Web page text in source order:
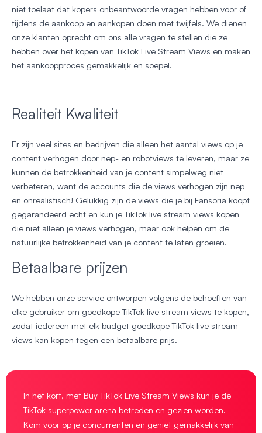
niet toelaat dat kopers onbeantwoorde vragen hebben voor of
tijdens de aankoop en aankopen doen met twijfels. We dienen
onze klanten oprecht om ons alle vragen te stellen die ze
hebben over het kopen van TikTok Live Stream Views en maken
het aankoopproces gemakkelijk en soepel.
Realiteit Kwaliteit
Er zijn veel sites en bedrijven die alleen het aantal views op je
content verhogen door nep- en robotviews te leveren, maar ze
kunnen de betrokkenheid van je content simpelweg niet
verbeteren, want de accounts die de views verhogen zijn nep
en onrealistisch! Gelukkig zijn de views die je bij Fansoria koopt
gegarandeerd echt en kun je TikTok live stream views kopen
die niet alleen je views verhogen, maar ook helpen om de
natuurlijke betrokkenheid van je content te laten groeien.
Betaalbare prijzen
We hebben onze service ontworpen volgens de behoeften van
elke gebruiker om goedkope TikTok live stream views te kopen,
zodat iedereen met elk budget goedkope TikTok live stream
views kan kopen tegen een betaalbare prijs.
In het kort, met Buy TikTok Live Stream Views kun je de
TikTok superpower arena betreden en gezien worden.
Kom voor op je concurrenten en geniet gemakkelijk van